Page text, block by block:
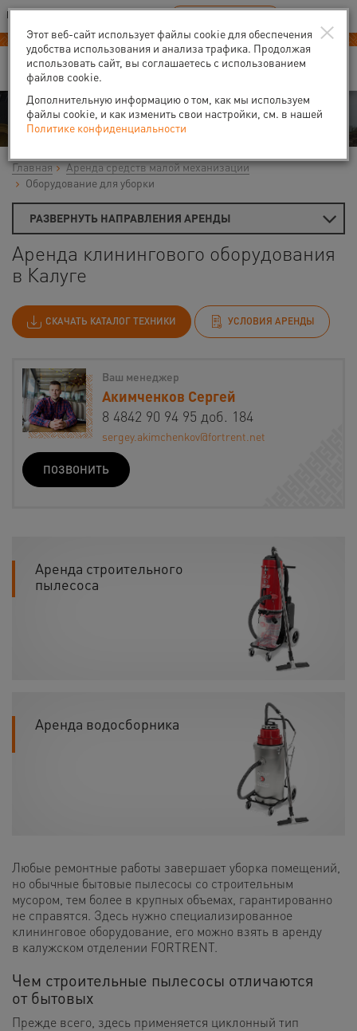
Ваш город:Калуга
В Вашем регионе нет наших офисов RU EN
Аренда
Главная
Аренда средств малой механизации
Оборудование для уборки
РАЗВЕРНУТЬ НАПРАВЛЕНИЯ АРЕНДЫ
Аренда клинингового оборудования
в Калуге
СКАЧАТЬ КАТАЛОГ ТЕХНИКИ УСЛОВИЯ АРЕНДЫ
Ваш менеджер
Акимченков Сергей
8 4842 90 94 95 доб. 184
sergey.akimchenkov@fortrent.net
ПОЗВОНИТЬ
Аренда строительного
пылесоса
Аренда водосборника
Любые ремонтные работы завершает уборка помещений,
но обычные бытовые пылесосы со строительным
мусором, тем более в крупных объемах, гарантированно
не справятся. Здесь нужно специализированное
клининговое оборудование, его можно взять в аренду
в калужском отделении FORTRENT.
Чем строительные пылесосы отличаются
от бытовых
Прежде всего, здесь применяется циклонный тип
×
Этот веб-сайт использует файлы cookie для обеспечения
удобства использования и анализа трафика. Продолжая
использовать сайт, вы соглашаетесь с использованием
файлов cookie.
Дополнительную информацию о том, как мы используем
файлы cookie, и как изменить свои настройки, см. в нашей
Политике конфиденциальности